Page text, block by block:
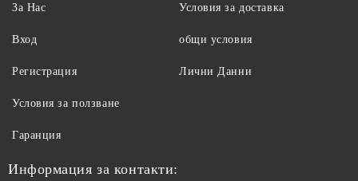
За Нас
Вход
Регистрация
Условия за доставка
общи условия
Лични Данни
Условия за ползване
Гаранция
Информация за контакти: